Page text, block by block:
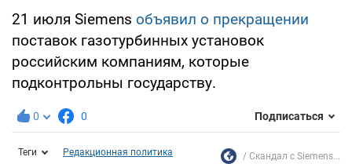
21 июля Siemens объявил о прекращении
поставок газотурбинных установок
российским компаниям, которые
подконтрольны государству.
0 0 Подписаться
Теги Редакционная политика Скандал с Siemens...